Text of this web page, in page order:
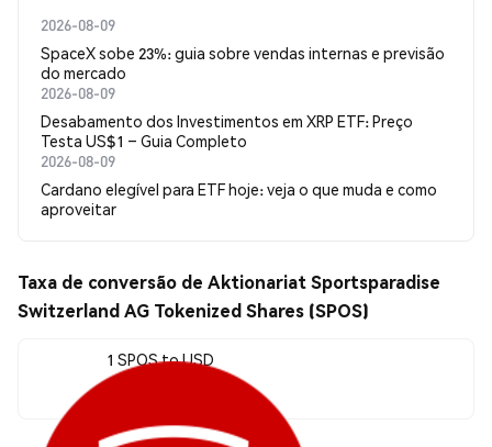
2026-08-09
SpaceX sobe 23%: guia sobre vendas internas e previsão
do mercado
2026-08-09
Desabamento dos Investimentos em XRP ETF: Preço
Testa US$1 – Guia Completo
2026-08-09
Cardano elegível para ETF hoje: veja o que muda e como
aproveitar
Taxa de conversão de Aktionariat Sportsparadise
Switzerland AG Tokenized Shares (SPOS)
1 SPOS to USD